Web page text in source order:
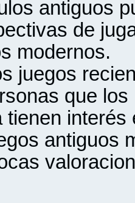
antiguos
de
modernos.
juegos
que
tienen interés
antiguos